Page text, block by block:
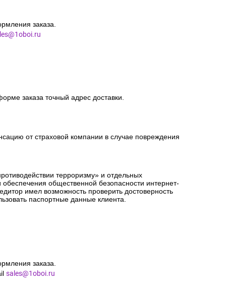
заказа.
заказа точный адрес доставки.
от страховой компании в случае повреждения
терроризму» и отдельных
общественной безопасности интернет-
имел возможность проверить достоверность
паспортные данные клиента.
заказа.
sales@1oboi.ru